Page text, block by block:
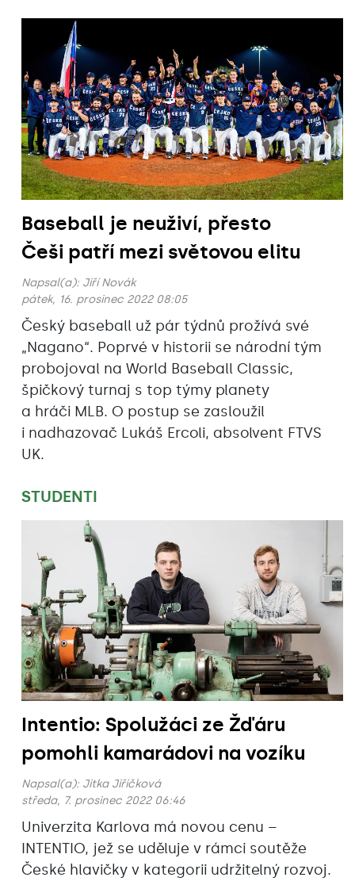
Baseball je neuživí, přesto
Češi patří mezi světovou elitu
Napsal(a): Jiří Novák
pátek, 16. prosinec 2022 08:05
Český baseball už pár týdnů prožívá své
„Nagano“. Poprvé v historii se národní tým
probojoval na World Baseball Classic,
špičkový turnaj s top týmy planety
a hráči MLB. O postup se zasloužil
i nadhazovač Lukáš Ercoli, absolvent FTVS
UK.
STUDENTI
Intentio: Spolužáci ze Žďáru
pomohli kamarádovi na vozíku
Napsal(a): Jitka Jiřičková
středa, 7. prosinec 2022 06:46
Univerzita Karlova má novou cenu –
INTENTIO, jež se uděluje v rámci soutěže
České hlavičky v kategorii udržitelný rozvoj.